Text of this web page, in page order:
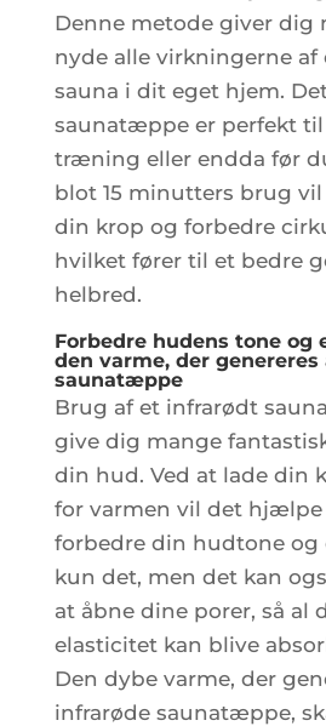
Denne metode giver dig
nyde alle virkningerne af
sauna i dit eget hjem.
saunatæppe er perfekt
træning eller endda før
blot 15 minutters brug
din krop og forbedre
hvilket fører til et bedre
helbred.
Forbedre hudens tone og
den varme, der
saunatæppe
Brug af et infrarødt
give dig mange
din hud. Ved at lade din
for varmen vil det hjælpe
forbedre din hudtone og
kun det, men det kan
at åbne dine porer, så al
elasticitet kan blive
Den dybe varme, der
infrarøde saunatæppe,